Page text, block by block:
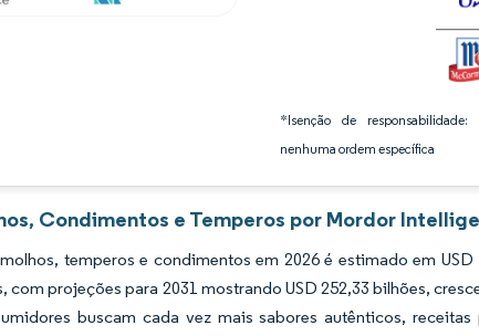
*Isenção de responsabilidade:
nenhuma ordem específica
Condimentos e Temperos por Mordor
temperos e condimentos em 2026 é estimado em
com projeções para 2031 mostrando USD 252,33 bilhões,
buscam cada vez mais sabores autênticos,